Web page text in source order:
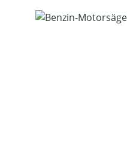
Bildergalerie überspringen